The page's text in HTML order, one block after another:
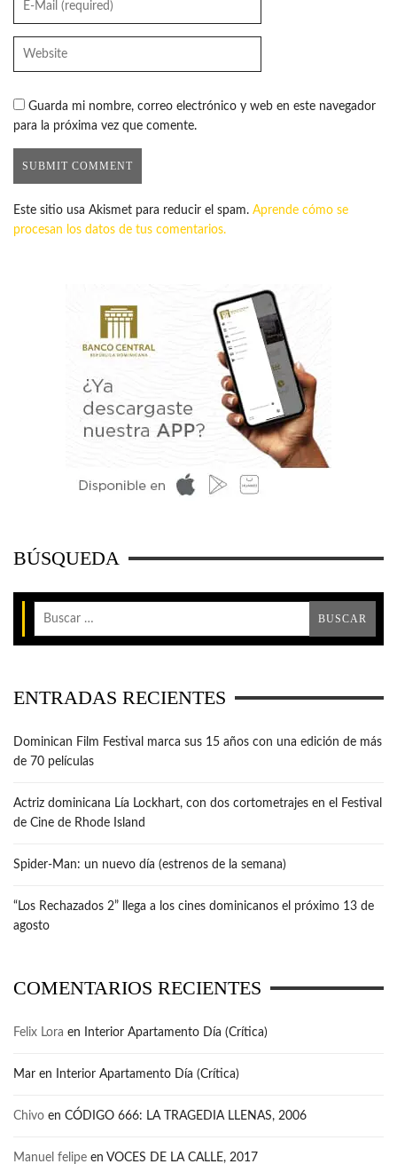
Guarda mi nombre, correo electrónico y web en este navegador
para la próxima vez que comente.
Este sitio usa Akismet para reducir el spam. Aprende cómo se
procesan los datos de tus comentarios.
BÚSQUEDA
ENTRADAS RECIENTES
Dominican Film Festival marca sus 15 años con una edición de más
de 70 películas
Actriz dominicana Lía Lockhart, con dos cortometrajes en el Festival
de Cine de Rhode Island
Spider-Man: un nuevo día (estrenos de la semana)
“Los Rechazados 2” llega a los cines dominicanos el próximo 13 de
agosto
COMENTARIOS RECIENTES
Felix Lora en Interior Apartamento Día (Crítica)
Mar en Interior Apartamento Día (Crítica)
Chivo en CÓDIGO 666: LA TRAGEDIA LLENAS, 2006
Manuel felipe en VOCES DE LA CALLE, 2017